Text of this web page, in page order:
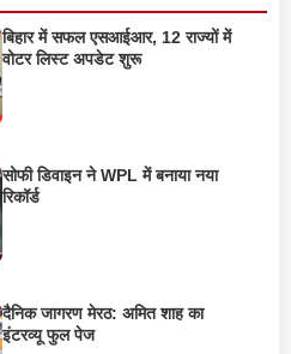
बिहार में सफल एसआईआर, 12 राज्यों में
वोटर लिस्ट अपडेट शुरू
सोफी डिवाइन ने WPL में बनाया नया
रिकॉर्ड
दैनिक जागरण मेरठ: अमित शाह का
इंटरव्यू फुल पेज